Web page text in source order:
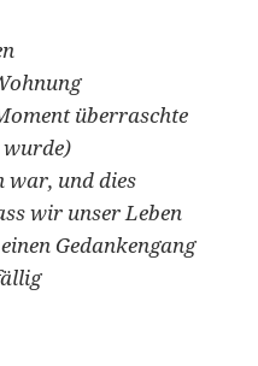
überraschte
war, und dies
wir unser Leben
Gedankengang